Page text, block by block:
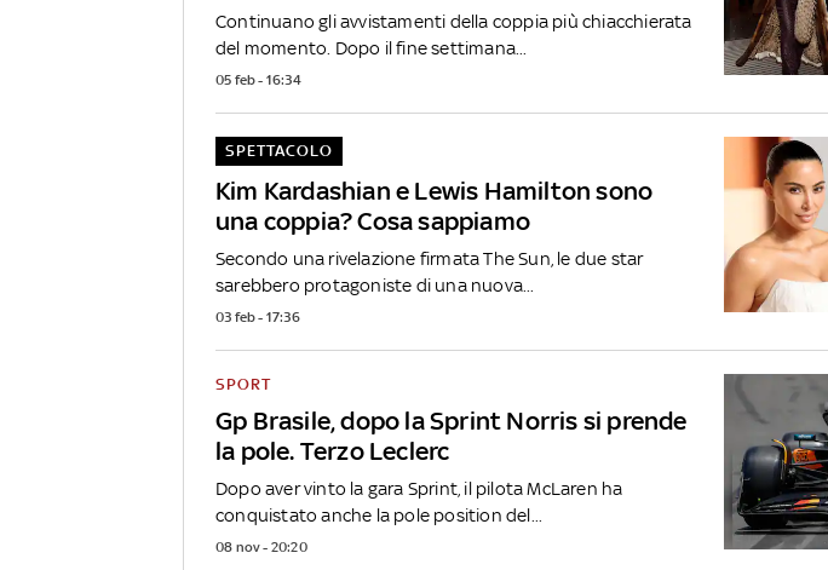
Continuano gli avvistamenti della coppia più chiacchierata
del momento. Dopo il fine settimana...
05 feb - 16:34
Kim Kardashian e Lewis Hamilton sono
una coppia? Cosa sappiamo
SPETTACOLO
Secondo una rivelazione firmata The Sun, le due star
sarebbero protagoniste di una nuova...
03 feb - 17:36
Gp Brasile, dopo la Sprint Norris si prende
la pole. Terzo Leclerc
SPORT
Dopo aver vinto la gara Sprint, il pilota McLaren ha
conquistato anche la pole position del...
08 nov - 20:20